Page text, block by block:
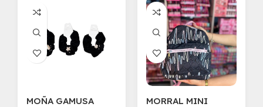
MOÑA GAMUSA
MORRAL MINI